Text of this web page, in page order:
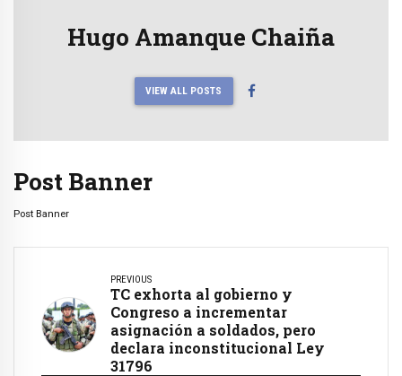
Hugo Amanque Chaiña
VIEW ALL POSTS
Post Banner
Post Banner
PREVIOUS
TC exhorta al gobierno y
Congreso a incrementar
asignación a soldados, pero
declara inconstitucional Ley
31796